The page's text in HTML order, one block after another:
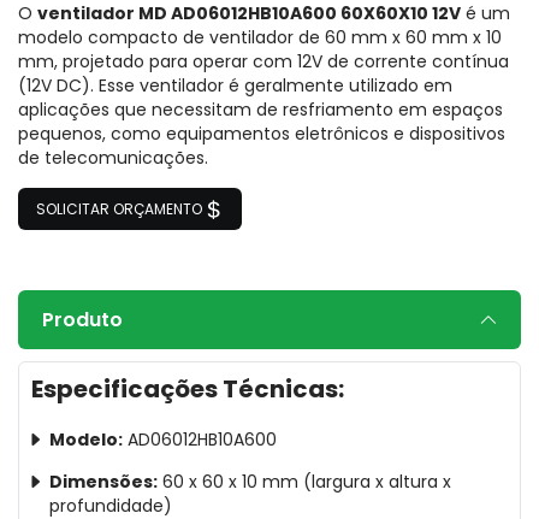
O ventilador MD AD06012HB10A600 60X60X10 12V é um
modelo compacto de ventilador de 60 mm x 60 mm x 10
mm, projetado para operar com 12V de corrente contínua
(12V DC). Esse ventilador é geralmente utilizado em
aplicações que necessitam de resfriamento em espaços
pequenos, como equipamentos eletrônicos e dispositivos
de telecomunicações.
SOLICITAR ORÇAMENTO
Produto
Especificações Técnicas:
Modelo: AD06012HB10A600
Dimensões: 60 x 60 x 10 mm (largura x altura x
profundidade)